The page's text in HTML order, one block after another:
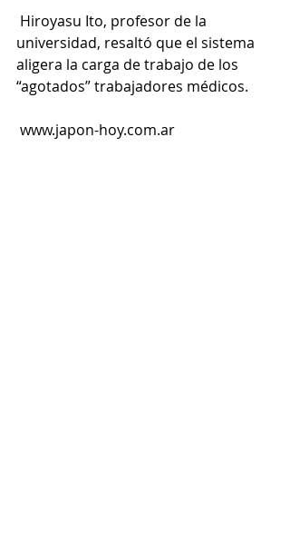
universidad, resaltó que el sistema
aligera la carga de trabajo de los
“agotados” trabajadores médicos.
www.japon-hoy.com.ar